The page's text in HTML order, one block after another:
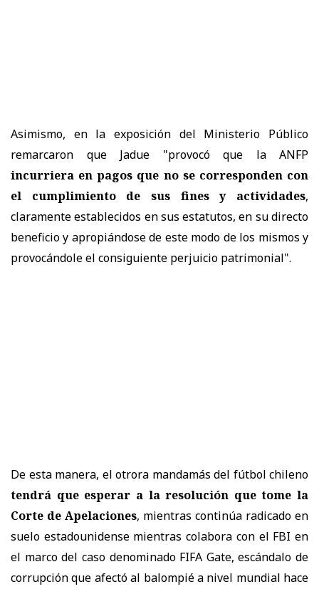
Asimismo, en la exposición del Ministerio Público
remarcaron que Jadue "provocó que la ANFP
incurriera en pagos que no se corresponden con
el cumplimiento de sus fines y actividades,
claramente establecidos en sus estatutos, en su directo
beneficio y apropiándose de este modo de los mismos y
provocándole el consiguiente perjuicio patrimonial".
De esta manera, el otrora mandamás del fútbol chileno
tendrá que esperar a la resolución que tome la
Corte de Apelaciones, mientras continúa radicado en
suelo estadounidense mientras colabora con el FBI en
el marco del caso denominado FIFA Gate, escándalo de
corrupción que afectó al balompié a nivel mundial hace